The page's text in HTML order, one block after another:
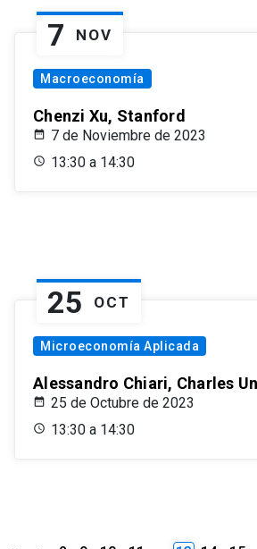
7 NOV
Macroeconomía
Chenzi Xu, Stanford
7 de Noviembre de 2023
13:30 a 14:30
25 OCT
Microeconomía Aplicada
Alessandro Chiari, Charles
25 de Octubre de 2023
13:30 a 14:30